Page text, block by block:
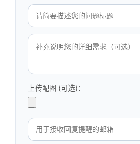
上传配图 (可选)：